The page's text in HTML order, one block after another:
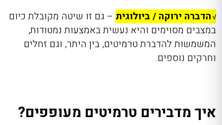
√ הדברה ירוקה / ביולוגית – גם זו שיטה מקובלת כיום
במצבים מסוימים והיא נעשית באמצעות נמטודות,
המשמשות להדברת טרמיטים, בין היתר, וגם זחלים
וחרקים נוספים.
איך מדבירים טרמיטים מעופפים?